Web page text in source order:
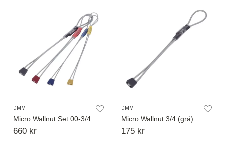
DMM
Micro Wallnut Set 00-3/4
660 kr
DMM
Micro Wallnut 3/4 (grå)
175 kr